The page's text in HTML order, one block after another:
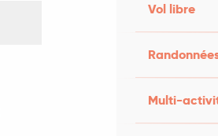
Vol libre
Multi-